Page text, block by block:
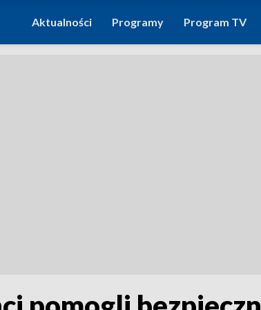
Aktualności Programy Program TV